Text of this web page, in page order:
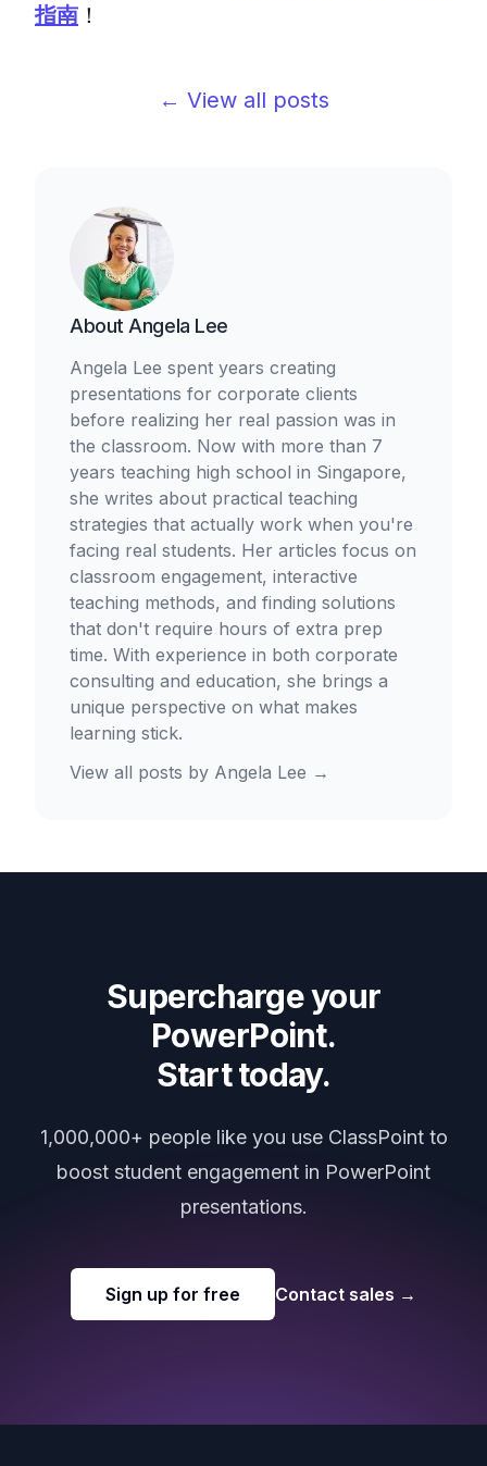
指南 ！
← View all posts
About Angela Lee
Angela Lee spent years creating
presentations for corporate clients
before realizing her real passion was in
the classroom. Now with more than 7
years teaching high school in Singapore,
she writes about practical teaching
strategies that actually work when you're
facing real students. Her articles focus on
classroom engagement, interactive
teaching methods, and finding solutions
that don't require hours of extra prep
time. With experience in both corporate
consulting and education, she brings a
unique perspective on what makes
learning stick.
View all posts by Angela Lee →
Supercharge your
PowerPoint.
Start today.
1,000,000+ people like you use ClassPoint to
boost student engagement in PowerPoint
presentations.
Sign up for free Contact sales →